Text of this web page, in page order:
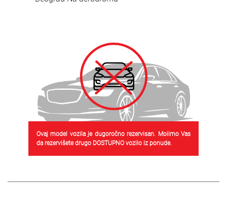
Ovaj model vozila je dugoročno rezervisan. Molimo Vas
da rezervišete drugo DOSTUPNO vozilo iz ponude.